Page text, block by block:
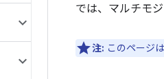
では、マルチモ
注: このページは